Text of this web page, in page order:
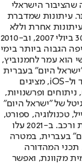
הישראלי
עיתונות שמדברת
אחרת וללא
תשלום. המהדורה המודפסת הראשונה פורסמה ב-30 ביולי 2007, וב-2010
הגבוה ביותר בימי
הוא עמר לחמנוביץ,
היום" בעברית
ובאנגלית, כמו כן היישומונים (אפליקציות) לאנדרואיד ול-iOS, מציגים
ופרשנויות,
של "ישראל היום"
טכנולוגיה, ספורט,
כלכלה וצרכנות, בריאות, חיילים, אוכל, יהדות, תיירות ורכב. ב-2021 עלו
בעברית, במטרה
תכני המהדורה
מקוונת, ואפשר